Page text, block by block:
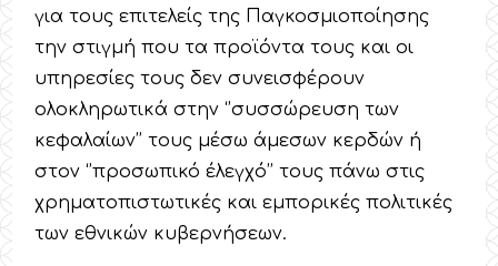
για τους επιτελείς της Παγκοσμιοποίησης
την στιγμή που τα προϊόντα τους και οι
υπηρεσίες τους δεν συνεισφέρουν
ολοκληρωτικά στην ‘’συσσώρευση των
κεφαλαίων’’ τους μέσω άμεσων κερδών ή
στον ‘’προσωπικό έλεγχό’’ τους πάνω στις
χρηματοπιστωτικές και εμπορικές πολιτικές
των εθνικών κυβερνήσεων.